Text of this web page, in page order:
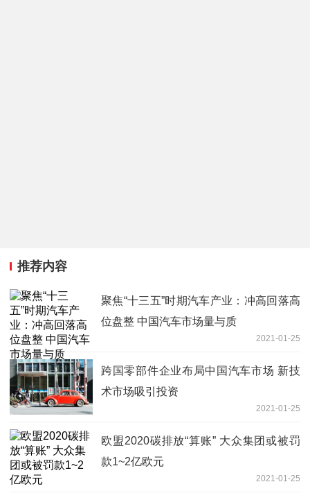
推荐内容
聚焦“十三五”时期汽车产业：冲高回落高
位盘整 中国汽车市场量与质
2021-01-25
跨国零部件企业布局中国汽车市场 新技
术市场吸引投资
2021-01-25
欧盟2020碳排放“算账” 大众集团或被罚
款1~2亿欧元
2021-01-25